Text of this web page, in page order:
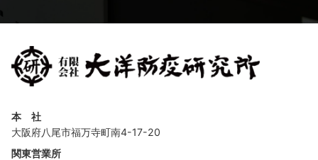
本 社
大阪府八尾市福万寺町南4-17-20
関東営業所